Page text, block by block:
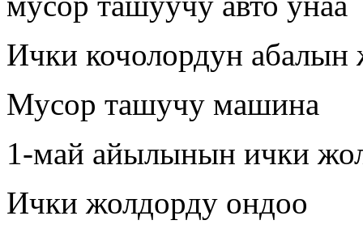
Ички кочолордун
Мусор ташучу машина
1-май айылынын ички
Ички жолдорду ондоо